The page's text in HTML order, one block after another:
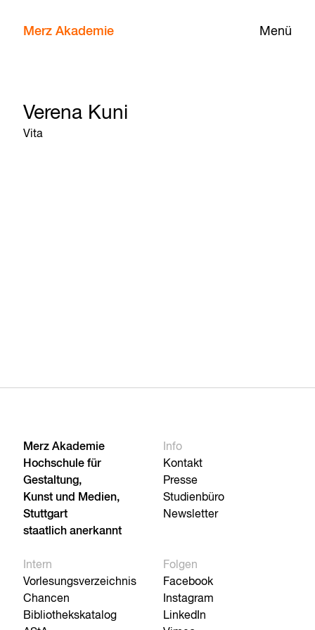
Menü
Merz Akademie
Verena Kuni
Vita
Merz Akademie
Hochschule für
Gestaltung,
Kunst und Medien,
Stuttgart
staatlich anerkannt
Info
Kontakt
Presse
Studienbüro
Newsletter
Intern
Vorlesungsverzeichnis
Chancen
Bibliothekskatalog
Folgen
Facebook
Instagram
LinkedIn